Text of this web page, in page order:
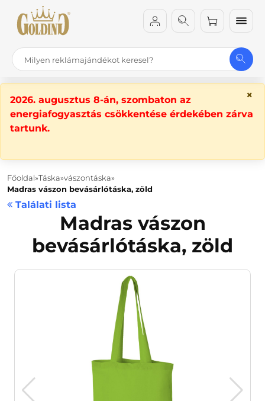
×
2026. augusztus 8-án, szombaton az
energiafogyasztás csökkentése érdekében zárva
tartunk.
Főoldal Táska vászontáska
Madras vászon bevásárlótáska, zöld
Találati lista
Madras vászon
bevásárlótáska, zöld